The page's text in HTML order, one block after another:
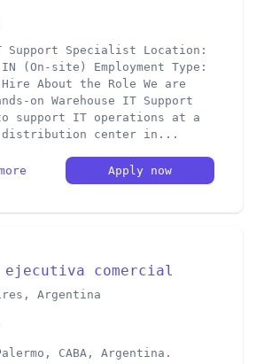
Support Specialist Location:
(On-site) Employment Type:
About the Role We are
on Warehouse IT Support
support IT operations at a
distribution center in...
Apply now
comercial
Argentina
CABA, Argentina.